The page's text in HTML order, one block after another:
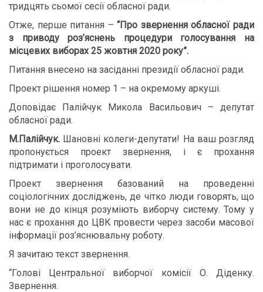
тридцять сьомої сесії обласної ради.
Отже, перше питання –“Про звернення обласної ради
з приводу роз’яснень процедури голосування на
місцевих виборах 25 жовтня 2020 року”.
Питання внесено на засіданні президії обласної ради.
Проект рішення номер 1 – на окремому аркуші.
Доповідає Палійчук Микола Васильович – депутат
обласної ради.
М.Палійчук. Шановні колеги-депутати! На ваш розгляд
пропонується проект звернення, і є прохання
підтримати і проголосувати.
Проект звернення базований на проведенні
соціологічних досліджень, де чітко люди говорять, що
вони не до кінця розуміють виборчу систему. Тому у
нас є прохання до ЦВК провести через засоби масової
інформації роз’яснювальну роботу.
Я зачитаю текст звернення.
“Голові Центральної виборчої комісії О. Діденку.
Звернення.